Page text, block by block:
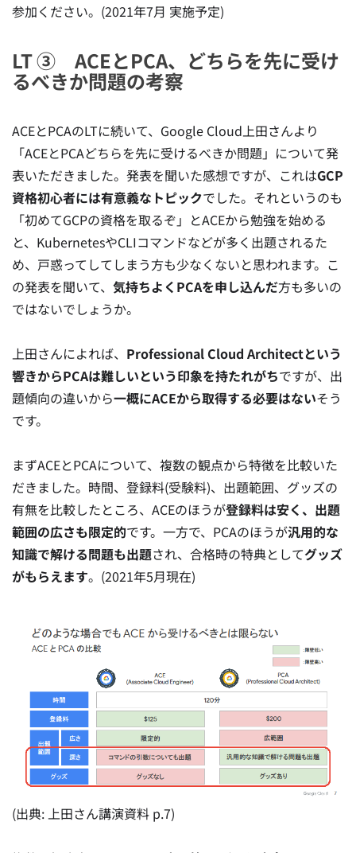
参加ください。(2021年7月 実施予定)
LT ③ ACEとPCA、どちらを先に受け
るべきか問題の考察
ACEとPCAのLTに続いて、Google Cloud上田さんより
「ACEとPCAどちらを先に受けるべきか問題」について発
表いただきました。発表を聞いた感想ですが、これはGCP
資格初心者には有意義なトピックでした。それというのも
「初めてGCPの資格を取るぞ」とACEから勉強を始める
と、KubernetesやCLIコマンドなどが多く出題されるた
め、戸惑ってしてしまう方も少なくないと思われます。こ
の発表を聞いて、 気持ちよくPCAを申し込んだ方も多いの
ではないでしょうか。
上田さんによれば、 Professional Cloud Architectという
響きからPCAは難しいという印象を持たれがちですが、出
題傾向の違いから一概にACEから取得する必要はないそう
です。
まずACEとPCAについて、複数の観点から特徴を比較いた
だきました。時間、登録料(受験料)、出題範囲、グッズの
有無を比較したところ、ACEのほうが登録料は安く、出題
範囲の広さも限定的です。一方で、PCAのほうが汎用的な
知識で解ける問題も出題され、合格時の特典としてグッズ
がもらえます。(2021年5月現在)
(出典: 上田さん講演資料 p.7)